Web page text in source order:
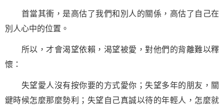
首當其衝，是高估了我們和別人的關係，高估了自己在
別人心中的位置。
所以，才會渴望依賴，渴望被愛，對他們的背離難以釋
懷：
失望愛人沒有按你要的方式愛你；失望多年的朋友，關
鍵時候怎麼那麼勢利；失望自己真誠以待的年輕人，怎麼就